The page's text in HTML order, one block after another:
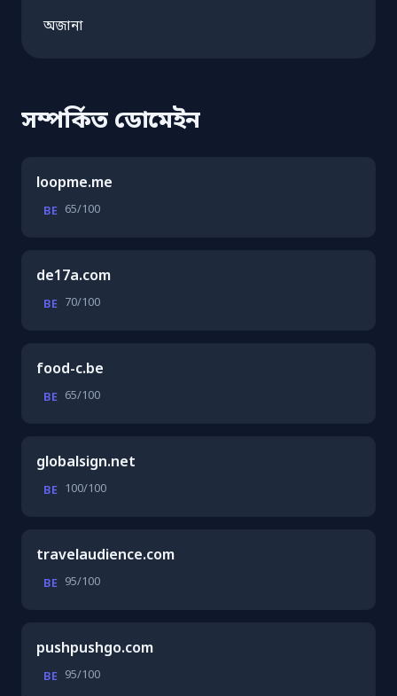
অজানা
সম্পর্কিত ডোমেইন
loopme.me
BE 65/100
de17a.com
BE 70/100
food-c.be
BE 65/100
globalsign.net
BE 100/100
travelaudience.com
BE 95/100
pushpushgo.com
BE 95/100